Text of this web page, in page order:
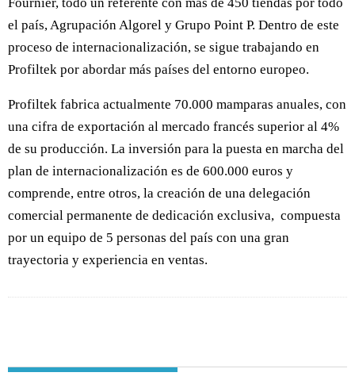
el país, Agrupación Algorel y Grupo Point P. Dentro de este
proceso de internacionalización, se sigue trabajando en
Profiltek por abordar más países del entorno europeo.
Profiltek fabrica actualmente 70.000 mamparas anuales, con
una cifra de exportación al mercado francés superior al 4%
de su producción. La inversión para la puesta en marcha del
plan de internacionalización es de 600.000 euros y
comprende, entre otros, la creación de una delegación
comercial permanente de dedicación exclusiva, compuesta
por un equipo de 5 personas del país con una gran
trayectoria y experiencia en ventas.